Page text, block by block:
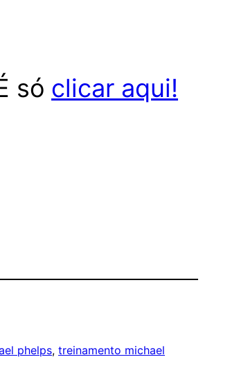
só clicar aqui!
phelps, treinamento michael